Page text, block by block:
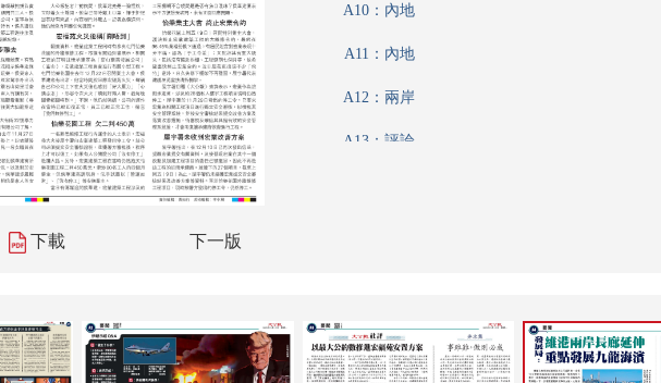
下載 下一版
A10：內地
A11：內地
A12：兩岸
A13：評論
A18：經濟